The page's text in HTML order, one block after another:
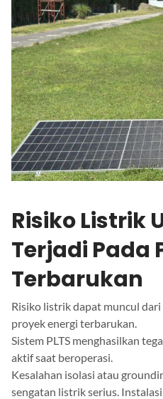
Risiko Listrik
Terjadi Pada
Terbarukan
Risiko listrik dapat muncul
proyek energi terbarukan.
Sistem PLTS menghasilkan
aktif saat beroperasi.
Kesalahan isolasi atau
sengatan listrik serius.